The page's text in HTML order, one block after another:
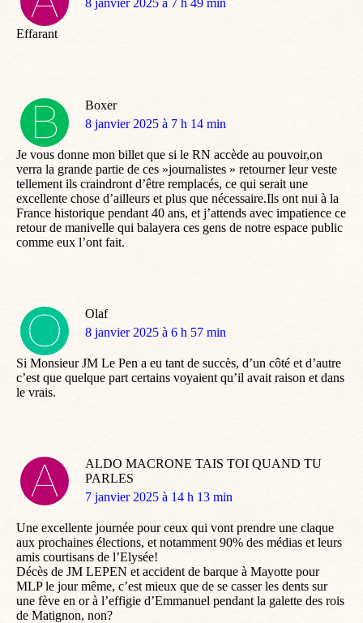
dit
8 janvier 2025 à 7 h 49 min
Effarant
Boxer
dit
8 janvier 2025 à 7 h 14 min
Je vous donne mon billet que si le RN accède au pouvoir,on
verra la grande partie de ces »journalistes » retourner leur veste
tellement ils craindront d’être remplacés, ce qui serait une
excellente chose d’ailleurs et plus que nécessaire.Ils ont nui à la
France historique pendant 40 ans, et j’attends avec impatience ce
retour de manivelle qui balayera ces gens de notre espace public
comme eux l’ont fait.
Olaf
dit
8 janvier 2025 à 6 h 57 min
Si Monsieur JM Le Pen a eu tant de succès, d’un côté et d’autre
c’est que quelque part certains voyaient qu’il avait raison et dans
le vrais.
ALDO MACRONE TAIS TOI QUAND TU
PARLES
dit
7 janvier 2025 à 14 h 13 min
Une excellente journée pour ceux qui vont prendre une claque
aux prochaines élections, et notamment 90% des médias et leurs
amis courtisans de l’Elysée!
Décès de JM LEPEN et accident de barque à Mayotte pour
MLP le jour même, c’est mieux que de se casser les dents sur
une fève en or à l’effigie d’Emmanuel pendant la galette des rois
de Matignon, non?